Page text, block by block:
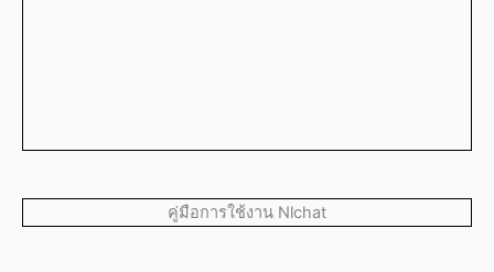
คู่มือการใช้งาน Nlchat